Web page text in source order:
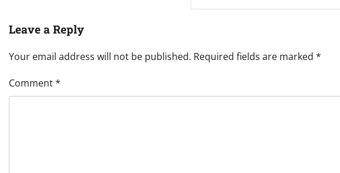
Leave a Reply
Your email address will not be published. Required fields are marked *
Comment*